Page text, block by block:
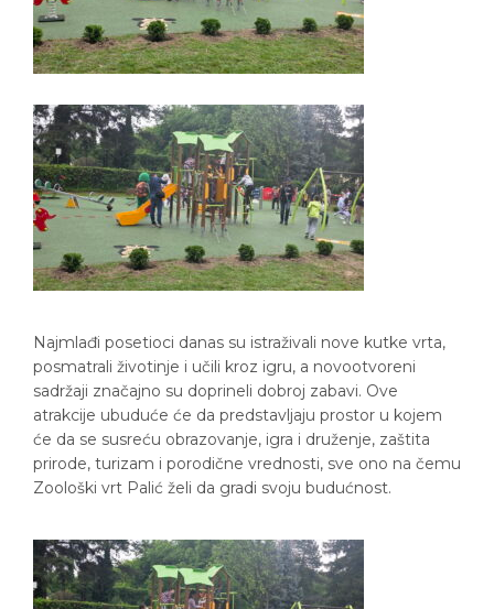
Najmlađi posetioci danas su istraživali nove kutke vrta,
posmatrali životinje i učili kroz igru, a novootvoreni
sadržaji značajno su doprineli dobroj zabavi. Ove
atrakcije ubuduće će da predstavljaju prostor u kojem
će da se susreću obrazovanje, igra i druženje, zaštita
prirode, turizam i porodične vrednosti, sve ono na čemu
Zoološki vrt Palić želi da gradi svoju budućnost.